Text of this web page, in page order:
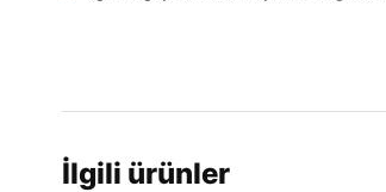
İlgili ürünler